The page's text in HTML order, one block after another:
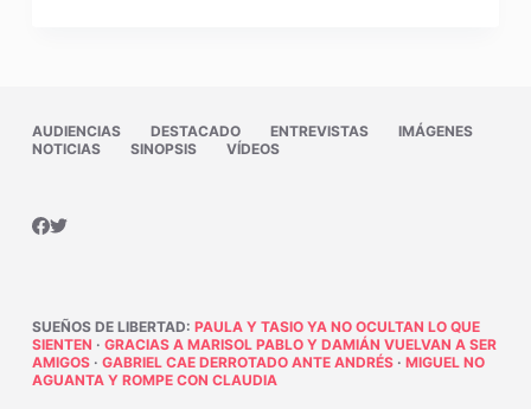
AUDIENCIAS DESTACADO ENTREVISTAS
IMÁGENES
NOTICIAS
SINOPSIS VÍDEOS
SUEÑOS DE LIBERTAD: PAULA Y TASIO YA NO OCULTAN LO QUE
SIENTEN · GRACIAS A MARISOL PABLO Y DAMIÁN VUELVAN A SER
AMIGOS· GABRIEL CAE DERROTADO ANTE ANDRÉS· MIGUEL NO
AGUANTA Y ROMPE CON CLAUDIA